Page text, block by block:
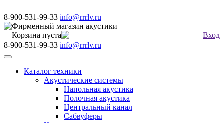
8-900-531-99-33 info@rrrlv.ru
Фирменный магазин акустики
Корзина пуста
Вход
8-900-531-99-33 info@rrrlv.ru
Меню
Каталог техники
Акустические системы
Напольная акустика
Полочная акустика
Центральный канал
Сабвуферы